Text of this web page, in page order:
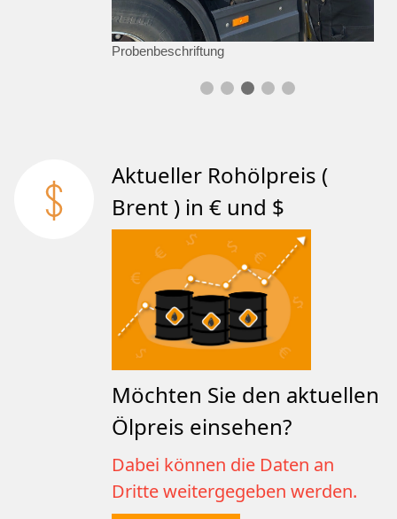
Probenbeschriftung
Aktueller Rohölpreis (
Brent ) in € und $
Möchten Sie den aktuellen
Ölpreis einsehen?
Dabei können die Daten an
Dritte weitergegeben werden.